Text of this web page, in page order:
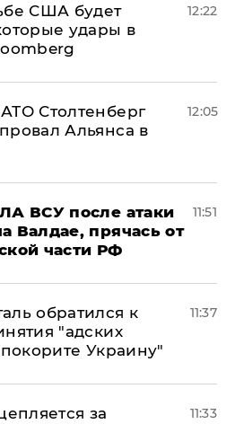
США будет
удары в
12:22
Столтенберг
Альянса в
12:05
ВСУ после атаки
Валдае, прячась от
части РФ
11:51
обратился к
"адских
Украину"
11:37
за
11:33